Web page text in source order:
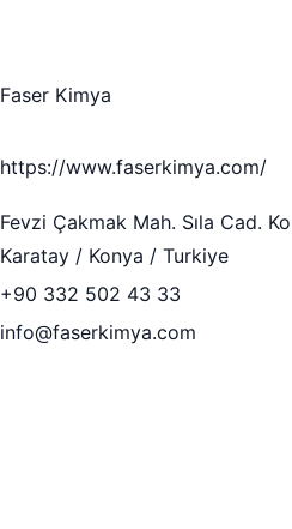
Faser Kimya
https://www.faserkimya.com/
Fevzi Çakmak Mah. Sıla Cad.
Karatay / Konya / Turkiye
+90 332 502 43 33
info@faserkimya.com